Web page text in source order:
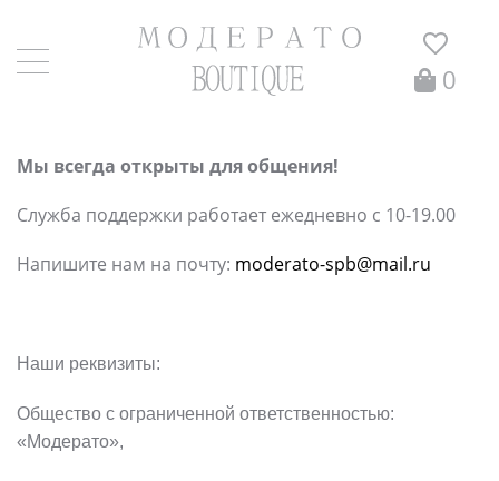
0
Мы всегда открыты для общения!
Служба поддержки работает ежедневно с 10-19.00
Напишите нам на почту: moderato-spb@mail.ru
Наши реквизиты:
Общество с ограниченной ответственностью:
«Модерато»,